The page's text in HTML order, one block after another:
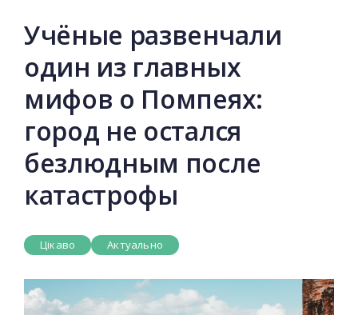
Учёные развенчали
один из главных
мифов о Помпеях:
город не остался
безлюдным после
катастрофы
Цікаво Актуально